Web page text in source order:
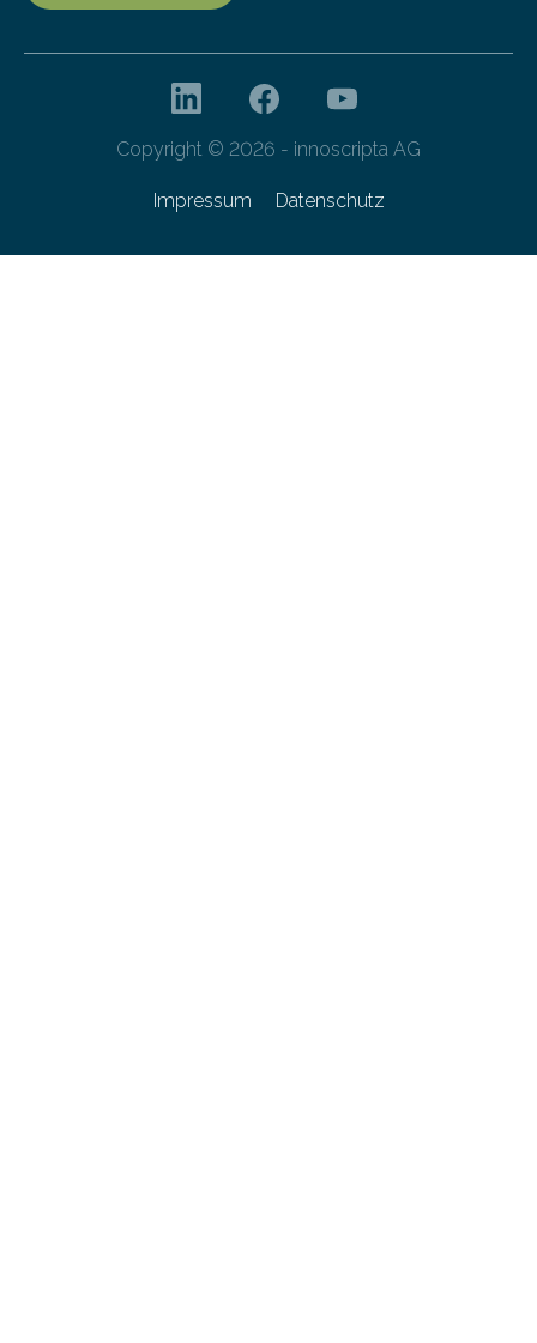
Copyright © 2026 - innoscripta AG
Impressum Datenschutz